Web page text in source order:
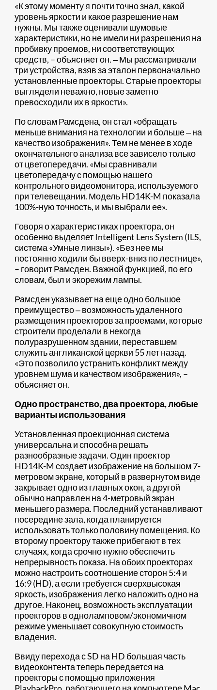
«К этому моменту я почти точно знал, какой
уровень яркости и какое разрешение нам
нужны. Мы также оценивали шумовые
характеристики, но не имели ни разрешения на
пробивку проемов, ни соответствующих
средств, – объясняет он. ‒ Мы рассматривали
три устройства, взяв за эталон первоначально
установленные проекторы. Старые проекторы
выглядели неважно, новые заметно
превосходили их в яркости».
По словам Рамсдена, он стал «обращать
меньше внимания на технологии и больше ‒ на
качество изображения». Тем не менее в ходе
окончательного анализа все зависело только
от цветопередачи. «Мы сравнивали
цветопередачу с помощью нашего
контрольного видеомонитора, используемого
при телевещании. Модель HD14K-M показала
100%-ную точность, и мы выбрали ее».
Говоря о характеристиках проектора, он
особенно выделяет Intelligent Lens System (ILS,
система «Умные линзы»). «Без нее мы
постоянно ходили бы вверх-вниз по лестнице»,
– говорит Рамсден. Важной функцией, по его
словам, был и экорежим лампы.
Рамсден указывает на еще одно большое
преимущество ‒ возможность удаленного
размещения проекторов за проемами, которые
строители проделали в некогда
полуразрушенном здании, переставшем
служить англиканской церкви 55 лет назад.
«Это позволило устранить конфликт между
уровнем шума и качеством изображения», –
объясняет он.
Одно пространство, два проектора, любые
варианты использования
Установленная проекционная система
универсальна и способна решать
разнообразные задачи. Один проектор
HD14K-M создает изображение на большом 7-
метровом экране, который в развернутом виде
закрывает одно из главных окон, а другой
обычно направлен на 4-метровый экран
меньшего размера. Последний устанавливают
посередине зала, когда планируется
использовать только половину помещения. Ко
второму проектору также прибегают в тех
случаях, когда срочно нужно обеспечить
непрерывность показа. На обоих проекторах
можно настроить соотношение сторон 5:4 и
16:9 (HD), а если требуется сверхвысокая
яркость, изображения легко наложить одно на
другое. Наконец, возможность эксплуатации
проекторов в одноламповом/экономичном
режиме уменьшает совокупную стоимость
владения.
Ввиду перехода с SD на HD большая часть
видеоконтента теперь передается на
проекторы с помощью приложения